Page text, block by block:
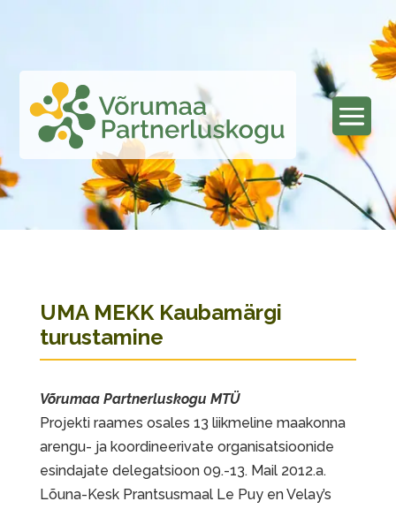
UMA MEKK Kaubamärgi
turustamine
Võrumaa Partnerluskogu MTÜ
Projekti raames osales 13 liikmeline maakonna
arengu- ja koordineerivate organisatsioonide
esindajate delegatsioon 09.-13. Mail 2012.a.
Lõuna-Kesk Prantsusmaal Le Puy en Velay’s